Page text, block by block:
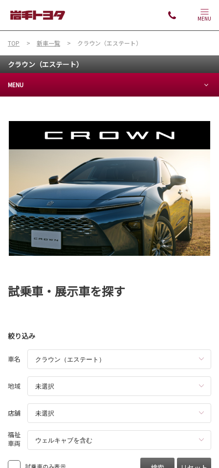
MENU
TOP 新車一覧 クラウン（エステート）
クラウン（エステート）
MENU
試乗車・展示車を探す
絞り込み
車名
地域
店舗
福祉
車両
試乗車のみ表示